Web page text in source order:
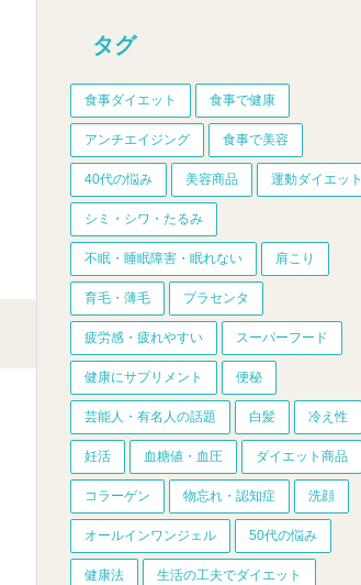
タグ
食事ダイエット 食事で健康
アンチエイジング 食事で美容
40代の悩み 美容商品 運動ダイエット
シミ・シワ・たるみ
不眠・睡眠障害・眠れない 肩こり
育毛・薄毛 プラセンタ
疲労感・疲れやすい スーパーフード
健康にサプリメント 便秘
芸能人・有名人の話題 白髪 冷え性
妊活 血糖値・血圧 ダイエット商品
コラーゲン 物忘れ・認知症 洗顔
オールインワンジェル 50代の悩み
健康法 生活の工夫でダイエット